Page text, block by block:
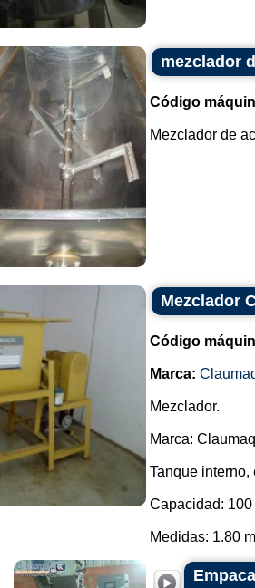
mezclador
Código
Mezclador de
Mezclador
Código
Marca:
Mezclador.
Marca:
Tanque
Capacidad: 100
Medidas: 1.80